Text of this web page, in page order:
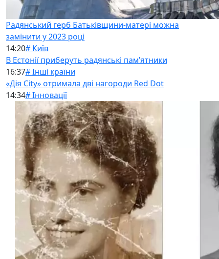
Радянський герб Батьківщини-матері можна
замінити у 2023 році
14:20# Київ
В Естонії приберуть радянські памʼятники
16:37# Інші країни
«Дія City» отримала дві нагороди Red Dot
14:34# Інновації